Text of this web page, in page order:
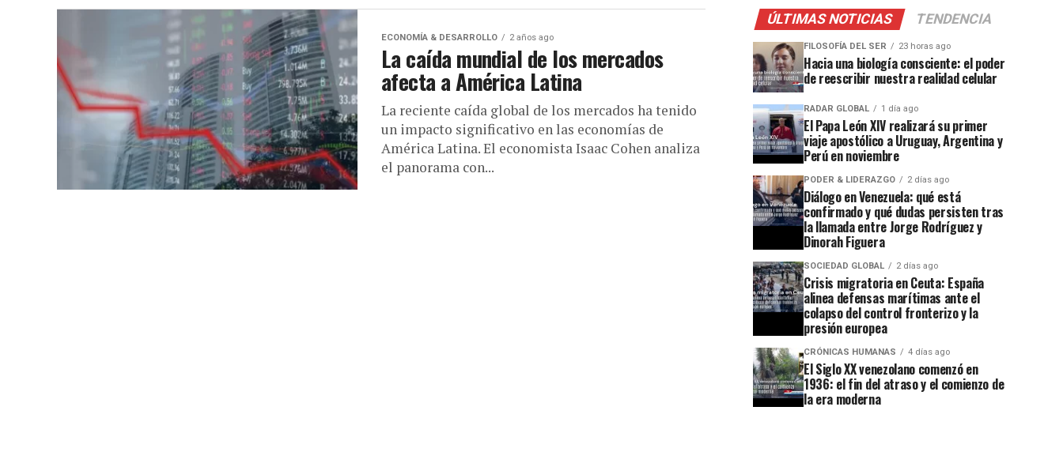
ECONOMÍA & DESARROLLO 2 años ago
La caída mundial de los mercados
afecta a América Latina
La reciente caída global de los mercados ha tenido
un impacto significativo en las economías de
América Latina. El economista Isaac Cohen analiza
el panorama con...
ÚLTIMAS NOTICIAS TENDENCIA
FILOSOFÍA DEL SER 23 horas ago
Hacia una biología consciente: el poder
de reescribir nuestra realidad celular
RADAR GLOBAL 1 día ago
El Papa León XIV realizará su primer
viaje apostólico a Uruguay, Argentina y
Perú en noviembre
PODER & LIDERAZGO 2 días ago
Diálogo en Venezuela: qué está
confirmado y qué dudas persisten tras
la llamada entre Jorge Rodríguez y
Dinorah Figuera
SOCIEDAD GLOBAL 2 días ago
Crisis migratoria en Ceuta: España
alinea defensas marítimas ante el
colapso del control fronterizo y la
presión europea
CRÓNICAS HUMANAS 4 días ago
El Siglo XX venezolano comenzó en
1936: el fin del atraso y el comienzo de
la era moderna